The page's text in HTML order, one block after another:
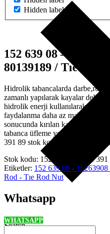
Search
Hidden label
152 639 08 –
80139189 / Tıe Rod
Hidrolik tabancalarda
zamanlı yapılarak kayalar
hidrolik enerji kullanılarak
faydalanma daha az maliyetli ve
sonucunda kırılan kaya
tabanca üfleme yeteneği ile delik
391 89 stok kodlu ürünü
Stok kodu: 152 639 08 - 801 391
Etiketler: 152 639 08 -
Rod - Tıe Rod Nut
Whatsapp
WHATSAPP